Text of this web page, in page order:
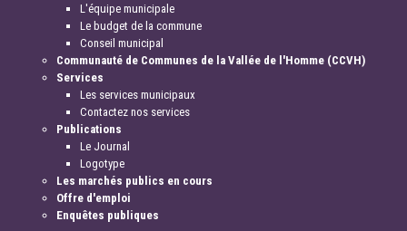
L'équipe municipale
Le budget de la commune
Conseil municipal
Communauté de Communes de la Vallée de l'Homme (CCVH)
Services
Les services municipaux
Contactez nos services
Publications
Le Journal
Logotype
Les marchés publics en cours
Offre d'emploi
Enquêtes publiques